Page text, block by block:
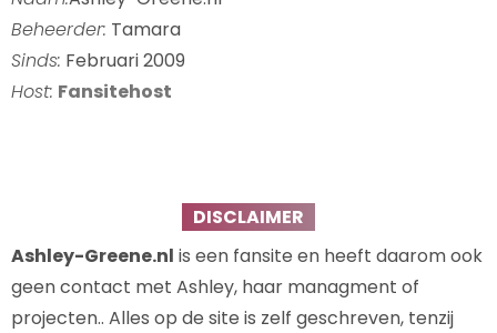
Beheerder: Tamara
Sinds: Februari 2009
Host: Fansitehost
DISCLAIMER
Ashley-Greene.nl is een fansite en heeft daarom ook
geen contact met Ashley, haar managment of
projecten.. Alles op de site is zelf geschreven, tenzij